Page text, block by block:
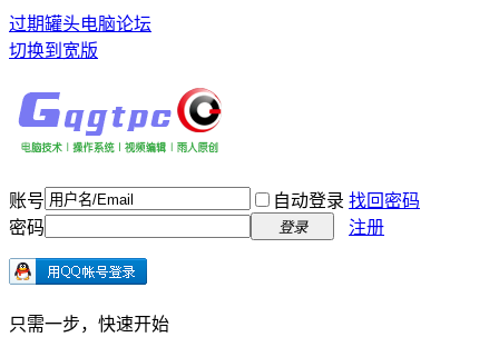
过期罐头电脑论坛
切换到宽版
账号 自动登录 找回密码
密码
登录 注册
只需一步，快速开始